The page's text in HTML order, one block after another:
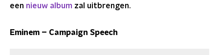
een nieuw album zal uitbrengen.
Eminem – Campaign Speech